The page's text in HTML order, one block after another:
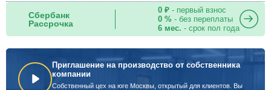
Сбербанк
Рассрочка
0 ₽- первый взнос
0 %- без переплаты
6 мес. - срок пол года
Приглашение на производство от собственника
компании
Собственный цех на юге Москвы, открытый для клиентов. Вы